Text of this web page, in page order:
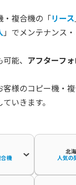
・複合機の「リース
」でメンテナンス
可能、 アフターフ
客様のコピー機・
いきます。
機
北
人気の